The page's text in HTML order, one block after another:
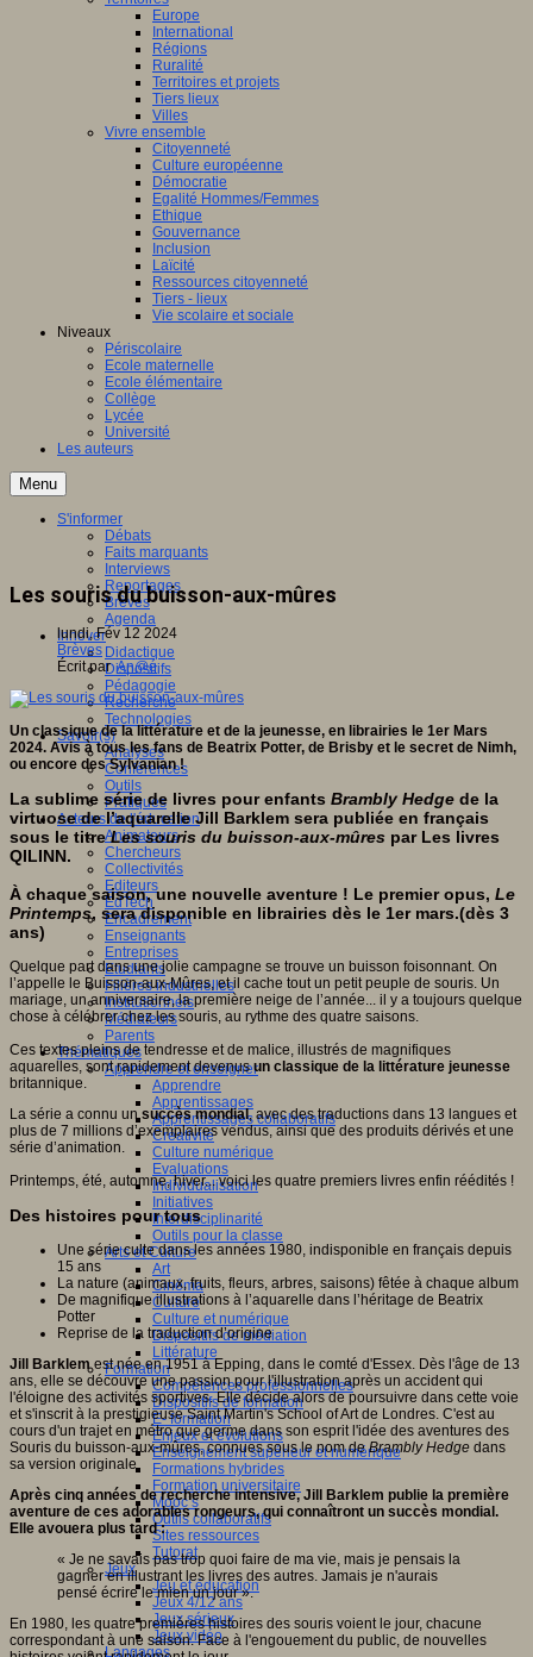
Europe
International
Régions
Ruralité
Territoires et projets
Tiers lieux
Villes
Vivre ensemble
Citoyenneté
Culture européenne
Démocratie
Egalité Hommes/Femmes
Ethique
Gouvernance
Inclusion
Laïcité
Ressources citoyenneté
Tiers - lieux
Vie scolaire et sociale
Niveaux
Périscolaire
Ecole maternelle
Ecole élémentaire
Collège
Lycée
Université
Les auteurs
Menu
S'informer
Débats
Faits marquants
Interviews
Reportages
Brèves
Agenda
Innover
Didactique
Dispositifs
Pédagogie
Recherche
Technologies
Savoir(s)
Analyses
Conférences
Outils
Pratiques
Acteurs de l'éducation
Animateurs
Chercheurs
Collectivités
Editeurs
EdTech
Encadrement
Enseignants
Entreprises
Etudiants
Filières industrielles
Institutionnels
Médiateurs
Parents
Thématiques
Apprendre et enseigner
Apprendre
Apprentissages
Apprentissages collaboratifs
Créativité
Culture numérique
Evaluations
Individualisation
Initiatives
Interdisciplinarité
Outils pour la classe
Arts et Culture
Art
Cinéma
Culture
Culture et numérique
Dispositifs de médiation
Littérature
Formation
Compétences professionnelles
Dispositifs de formation
E- formation
Enjeux et évolutions
Enseignement supérieur et numérique
Formations hybrides
Formation universitaire
Mooc’s
Outils collaboratifs
Sites ressources
Tutorat
Jeux
Jeu et éducation
Jeux 4/12 ans
Jeux sérieux
Jeux vidéo
Langages
Les souris du buisson-aux-mûres
lundi, Fév 12 2024
Brèves
Écrit parAn@é
Un classique de la littérature et de la jeunesse, en librairies le 1er Mars
2024. Avis à tous les fans de Beatrix Potter, de Brisby et le secret de Nimh,
ou encore des Sylvanian !
La sublime série de livres pour enfants Brambly Hedge de la
virtuose de l’aquarelle Jill Barklem sera publiée en français
sous le titreLes souris du buisson-aux-mûres par Les livres
QILINN.
À chaque saison, une nouvelle aventure ! Le premier opus, Le
Printemps, sera disponible en librairies dès le 1er mars.(dès 3
ans)
Quelque part dans une jolie campagne se trouve un buisson foisonnant. On
l’appelle le Buisson-aux-Mûres, et il cache tout un petit peuple de souris. Un
mariage, un anniversaire, la première neige de l’année... il y a toujours quelque
chose à célébrer chez les souris, au rythme des quatre saisons.
Ces textes pleins de tendresse et de malice, illustrés de magnifiques
aquarelles, sont rapidement devenusun classique de la littérature jeunesse
britannique.
La série a connu unsuccès mondial, avec des traductions dans 13 langues et
plus de 7 millions d’exemplaires vendus, ainsi que des produits dérivés et une
série d’animation.
Printemps, été, automne, hiver... voici les quatre premiers livres enfin réédités !
Des histoires pour tous
Une série culte dans les années 1980, indisponible en français depuis
15 ans
La nature (animaux, fruits, fleurs, arbres, saisons) fêtée à chaque album
De magnifique illustrations à l’aquarelle dans l’héritage de Beatrix
Potter
Reprise de la traduction d’origine
Jill Barklemest née en 1951 à Epping, dans le comté d'Essex. Dès l'âge de 13
ans, elle se découvre une passion pour l'illustration après un accident qui
l'éloigne des activités sportives. Elle décide alors de poursuivre dans cette voie
et s'inscrit à la prestigieuse Saint Martin's School of Art de Londres. C'est au
cours d'un trajet en métro que germe dans son esprit l'idée des aventures des
Souris du buisson-aux-mûres, connues sous le nom deBrambly Hedge dans
sa version originale.
Après cinq années de recherche intensive, Jill Barklem publie la première
aventure de ces adorables rongeurs, qui connaîtront un succès mondial.
Elle avouera plus tard :
« Je ne savais pas trop quoi faire de ma vie, mais je pensais la
gagner en illustrant les livres des autres. Jamais je n'aurais
pensé écrire le mien un jour ».
En 1980, les quatre premières histoires des souris voient le jour, chacune
correspondant à une saison. Face à l'engouement du public, de nouvelles